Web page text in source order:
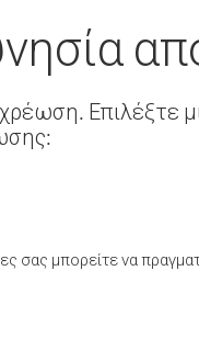
Επιλέξτε
σας μπορείτε να